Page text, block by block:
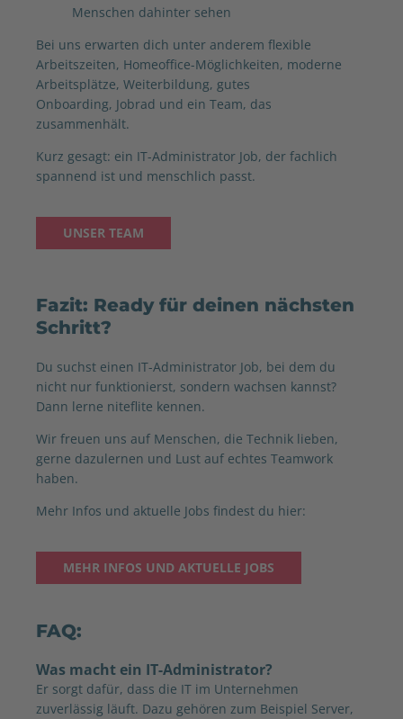
Menschen dahinter sehen
Bei uns erwarten dich unter anderem flexible
Arbeitszeiten, Homeoffice-Möglichkeiten, moderne
Arbeitsplätze, Weiterbildung, gutes
Onboarding, Jobrad und ein Team, das
zusammenhält.
Kurz gesagt: ein IT-Administrator Job, der fachlich
spannend ist und menschlich passt.
UNSER TEAM
Fazit: Ready für deinen nächsten
Schritt?
Du suchst einen IT-Administrator Job, bei dem du
nicht nur funktionierst, sondern wachsen kannst?
Dann lerne niteflite kennen.
Wir freuen uns auf Menschen, die Technik lieben,
gerne dazulernen und Lust auf echtes Teamwork
haben.
Mehr Infos und aktuelle Jobs findest du hier:
MEHR INFOS UND AKTUELLE JOBS
FAQ:
Was macht ein IT-Administrator?
Er sorgt dafür, dass die IT im Unternehmen
zuverlässig läuft. Dazu gehören zum Beispiel Server,